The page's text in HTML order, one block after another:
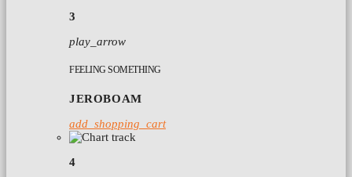
3
play_arrow
FEELING SOMETHING
JEROBOAM
add_shopping_cart
4